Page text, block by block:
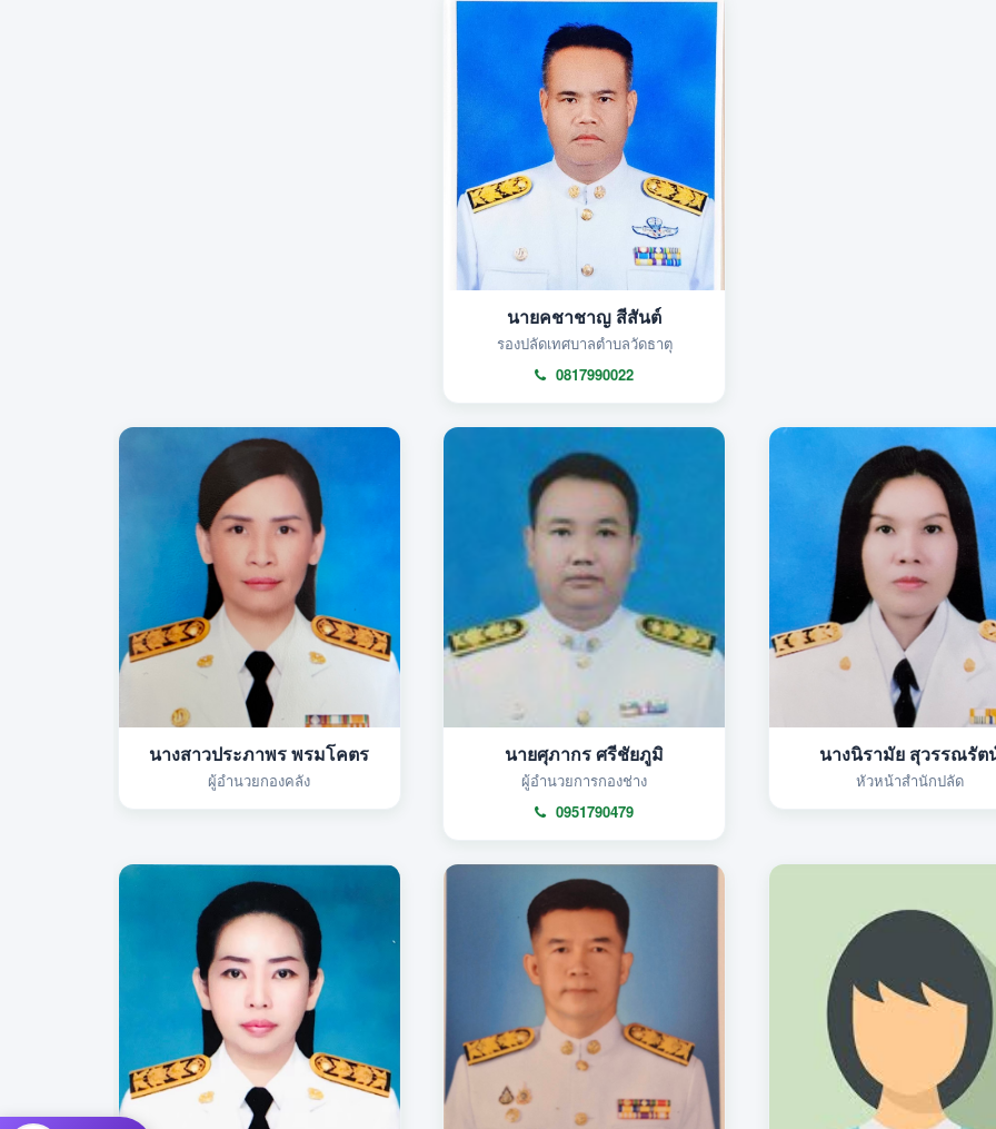
นายคชาชาญ สีสันต์
รองปลัดเทศบาลตำบลวัดธาตุ
0817990022
นางสาวประภาพร พรมโคตร
ผู้อำนวยกองคลัง
นายศุภากร ศรีชัยภูมิ
ผู้อำนวยการกองช่าง
0951790479
นางนิรามัย สุวรรณรัต
หัวหน้าสำนักปลัด